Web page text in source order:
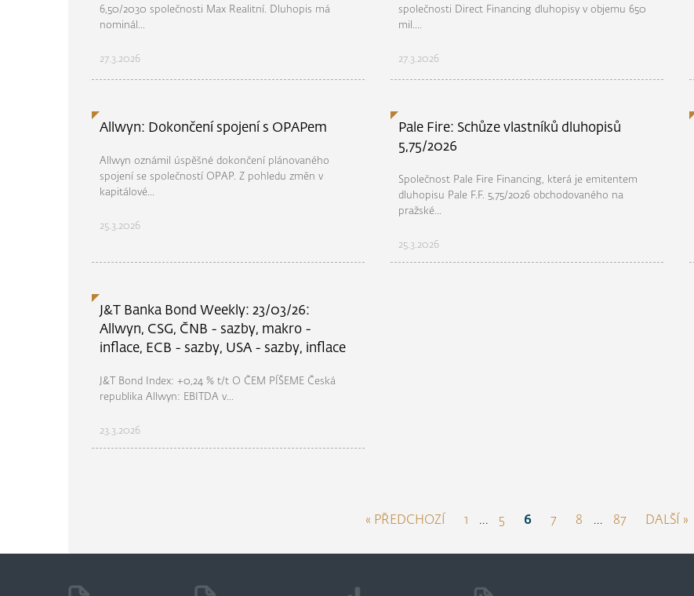
6,50/2030 společnosti Max Realitní. Dluhopis má
nominál...
27.3.2026
společnosti Direct Financing dluhopisy v objemu 650
mil....
27.3.2026
Allwyn: Dokončení spojení s OPAPem
Allwyn oznámil úspěšné dokončení plánovaného
spojení se společností OPAP. Z pohledu změn v
kapitálové...
25.3.2026
Pale Fire: Schůze vlastníků dluhopisů
5,75/2026
Společnost Pale Fire Financing, která je emitentem
dluhopisu Pale F.F. 5,75/2026 obchodovaného na
pražské...
25.3.2026
J&T Banka Bond Weekly: 23/03/26:
Allwyn, CSG, ČNB - sazby, makro -
inflace, ECB - sazby, USA - sazby, inflace
J&T Bond Index: +0,24 % t/t O ČEM PÍŠEME Česká
republika Allwyn: EBITDA v...
23.3.2026
« PŘEDCHOZÍ 1 … 5 6 7 8 … 87 DALŠÍ »